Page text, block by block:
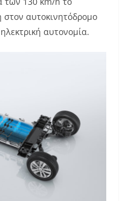
στον αυτοκινητόδρομο
αυτονομία.